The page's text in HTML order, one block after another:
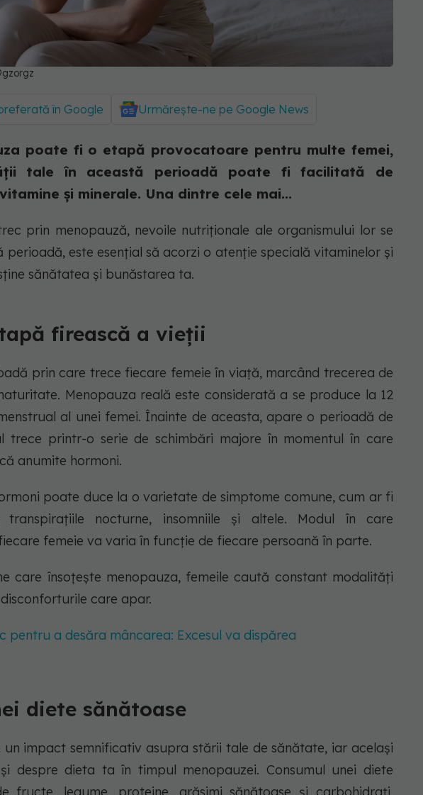
în Google Urmărește-ne pe Google News
poate fi o etapă provocatoare pentru multe femei,
tale în această perioadă poate fi facilitată de
și minerale. Una dintre cele mai...
prin menopauză, nevoile nutriționale ale organismului lor se
perioadă, este esențial să acorzi o atenție specială vitaminelor și
sănătatea și bunăstarea ta.
firească a vieții
prin care trece fiecare femeie în viață, marcând trecerea de
Menopauza reală este considerată a se produce la 12
al unei femei. Înainte de aceasta, apare o perioadă de
trece printr-o serie de schimbări majore în momentul în care
anumite hormoni.
poate duce la o varietate de simptome comune, cum ar fi
nocturne, insomniile și altele. Modul în care
femeie va varia în funcție de fiecare persoană în parte.
care însoțește menopauza, femeile caută constant modalități
care apar.
pentru a desăra mâncarea: Excesul va dispărea
diete sănătoase
impact semnificativ asupra stării tale de sănătate, iar același
despre dieta ta în timpul menopauzei. Consumul unei diete
fructe, legume, proteine, grăsimi sănătoase și carbohidrați,